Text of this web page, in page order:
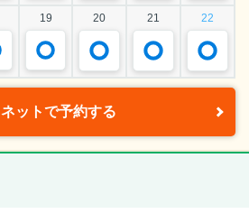
19 20 21 22
ネットで予約する